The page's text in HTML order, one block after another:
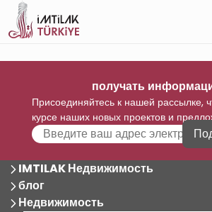
получать
Присоединяйтесь к нашей рассылке,
курсе наших новых проектов и
IMTILAK Недвижимость
блог
Недвижимость